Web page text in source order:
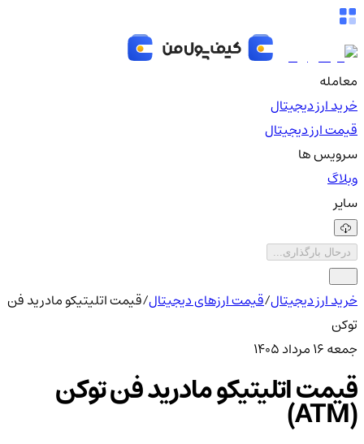
معامله
خرید ارز دیجیتال
قیمت ارز دیجیتال
سرویس ها
وبلاگ
سایر
درحال بارگذاری...
خرید ارز دیجیتال/قیمت ارزهای دیجیتال/قیمت اتلیتیکو مادرید فن
توکن
جمعه ۱۶ مرداد ۱۴۰۵
قیمت اتلیتیکو مادرید فن توکن
(ATM)